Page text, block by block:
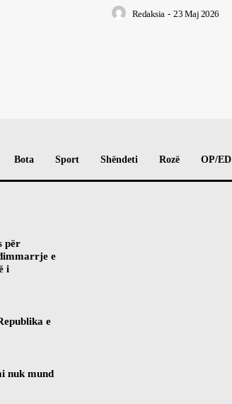
Redaksia - 23 Maj 2026
Bota Sport Shëndeti Rozë OP/ED
për
e
i
e
nuk mund